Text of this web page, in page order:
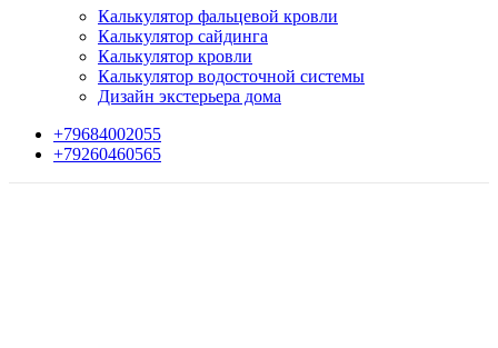
Калькулятор фальцевой кровли
Калькулятор сайдинга
Калькулятор кровли
Калькулятор водосточной системы
Дизайн экстерьера дома
+79684002055
+79260460565